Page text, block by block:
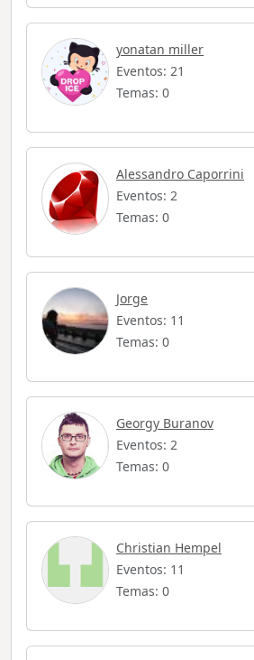
yonatan miller
Eventos: 21
Temas: 0
Alessandro Caporrini
Eventos: 2
Temas: 0
Jorge
Eventos: 11
Temas: 0
Georgy Buranov
Eventos: 2
Temas: 0
Christian Hempel
Eventos: 11
Temas: 0